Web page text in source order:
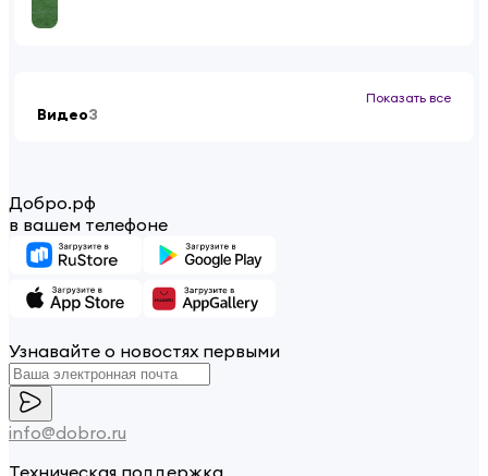
Видео3
Показать все
Добро.рф
в вашем телефоне
Узнавайте о новостях первыми
info@dobro.ru
Техническая поддержка